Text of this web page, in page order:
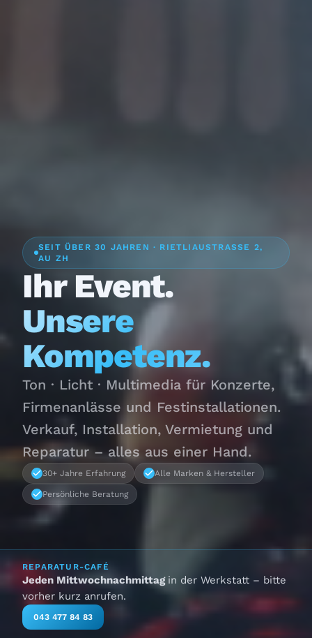
SEIT ÜBER 30 JAHREN · RIETLIAUSTRASSE 2,
AU ZH
Ihr Event.
Unsere
Kompetenz.
Ton · Licht · Multimedia für Konzerte,
Firmenanlässe und Festinstallationen.
Verkauf, Installation, Vermietung und
Reparatur – alles aus einer Hand.
30+ Jahre Erfahrung Alle Marken & Hersteller
Persönliche Beratung
REPARATUR-CAFÉ
Jeden Mittwochnachmittag in der Werkstatt – bitte
vorher kurz anrufen.
043 477 84 83